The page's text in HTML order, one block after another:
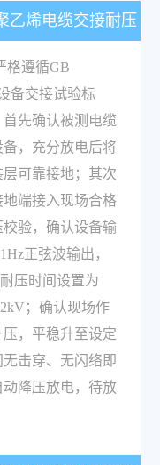
乙烯电缆交接耐压
格遵循GB
备交接试验标
先确认被测电缆
，充分放电后将
可靠接地；其次
端接入现场合格
验，确认设备输
正弦波输出，
压时间设置为
；确认现场作
，平稳升至设定
击穿、无闪络即
降压放电，待放